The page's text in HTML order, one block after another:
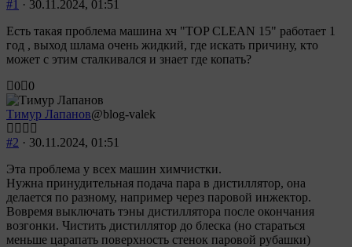
#1
· 30.11.2024, 01:51
Есть такая проблема машина хч "TOP CLEAN 15" работает 1
год , выход шлама очень жидкий, где искать причину, кто
может с этим сталкивался и знает где копать?
Голосуйте
-
палец
вниз.
0 Голосуйте
-
палец
вверх.
0
Тимур Лапанов@blog-valek
#2 · 30.11.2024, 01:51
Эта проблема у всех машин химчистки.
Нужна принудительная подача пара в дистиллятор, она
делается по разному, например через паровой инжектор.
Вовремя выключать тэны дистиллятора после окончания
возгонки. Чистить дистиллятор до блеска (но стараться
меньше царапать поверхность стенок паровой рубашки)